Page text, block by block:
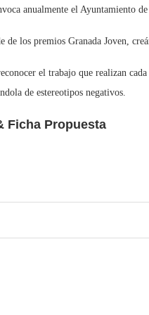
anualmente el Ayuntamiento
de los premios Granada Joven,
el trabajo que realizan
de estereotipos negativos.
Ficha Propuesta